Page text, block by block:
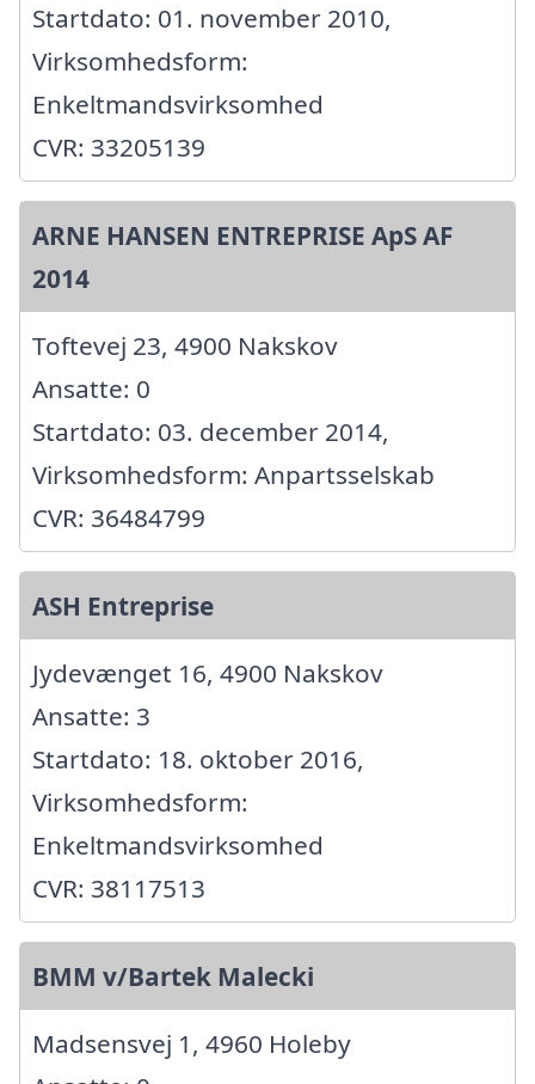
Startdato: 01. november 2010,
Virksomhedsform:
Enkeltmandsvirksomhed
CVR: 33205139
ARNE HANSEN ENTREPRISE ApS AF
2014
Toftevej 23, 4900 Nakskov
Ansatte: 0
Startdato: 03. december 2014,
Virksomhedsform: Anpartsselskab
CVR: 36484799
ASH Entreprise
Jydevænget 16, 4900 Nakskov
Ansatte: 3
Startdato: 18. oktober 2016,
Virksomhedsform:
Enkeltmandsvirksomhed
CVR: 38117513
BMM v/Bartek Malecki
Madsensvej 1, 4960 Holeby